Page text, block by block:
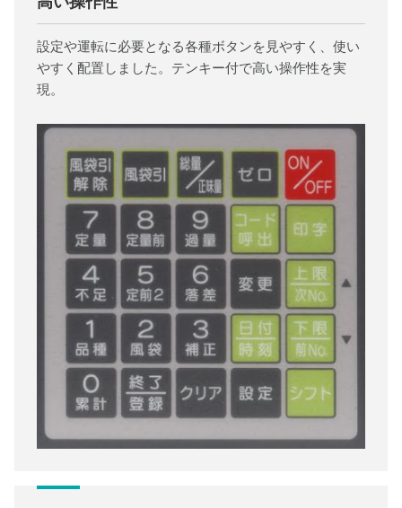
設定や運転に必要となる各種ボタンを見やすく、使い
やすく配置しました。テンキー付で高い操作性を実
現。